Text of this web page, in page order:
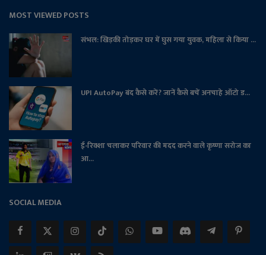
MOST VIEWED POSTS
संभल: खिड़की तोड़कर घर में घुस गया युवक, महिला से किया ...
UPI AutoPay बंद कैसे करें? जानें कैसे बचें अनचाहे ऑटो ड...
ई-रिक्शा चलाकर परिवार की मदद करने वाले कृष्णा सरोज का
आ...
SOCIAL MEDIA